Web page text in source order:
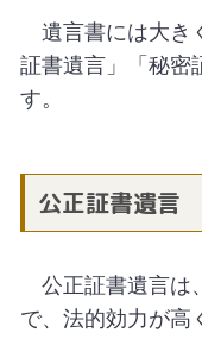
遺言書には大き
証書遺言」「秘密
す。
公正証書遺言
公正証書遺言は
で、法的効力が高